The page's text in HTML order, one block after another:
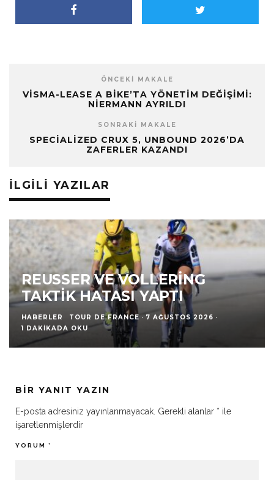
ÖNCEKI MAKALE
VISMA-LEASE A BIKE’TA YÖNETIM DEĞIŞIMI:
NIERMANN AYRILDI
SONRAKI MAKALE
SPECIALIZED CRUX 5, UNBOUND 2026’DA
ZAFERLER KAZANDI
İLGILI YAZILAR
REUSSER VE VOLLERING
TAKTIK HATASI YAPTI
HABERLER TOUR DE FRANCE · 7 AĞUSTOS 2026 ·
1 DAKIKADA OKU
BIR YANIT YAZIN
E-posta adresiniz yayınlanmayacak. Gerekli alanlar * ile
işaretlenmişlerdir
YORUM *